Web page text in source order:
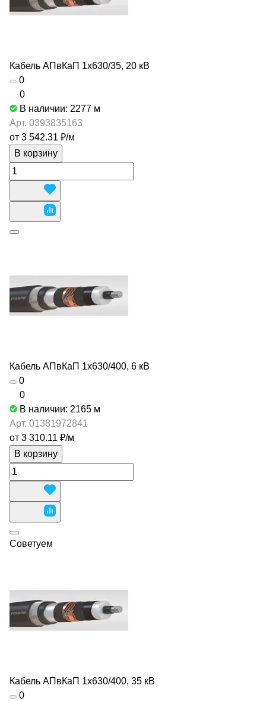
Кабель АПвКаП 1х630/35, 20 кВ
0
0
В наличии: 2277 м
Арт. 0393835163
от 3 542.31 ₽/м
В корзину
Кабель АПвКаП 1х630/400, 6 кВ
0
0
В наличии: 2165 м
Арт. 01381972841
от 3 310.11 ₽/м
В корзину
Советуем
Кабель АПвКаП 1х630/400, 35 кВ
0